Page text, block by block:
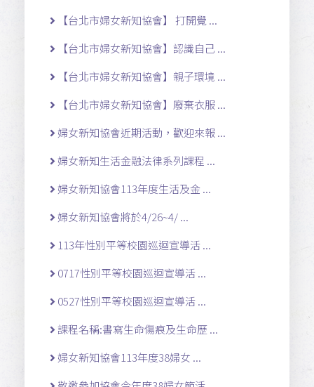
【台北市婦女新知協會】 打開覺 ...
【台北市婦女新知協會】認識自己 ...
【台北市婦女新知協會】親子環境 ...
【台北市婦女新知協會】廢棄衣服 ...
婦女新知協會近期活動，歡迎來報 ...
婦女新知生活金融法律系列課程 ...
婦女新知協會113年度生活及金 ...
婦女新知協會將於4/26~4/ ...
113年性別平等校園巡迴宣導活 ...
0717性別平等校園巡迴宣導活 ...
0527性別平等校園巡迴宣導活 ...
課程名稱:書寫生命傷痕及生命歷 ...
婦女新知協會113年度38婦女 ...